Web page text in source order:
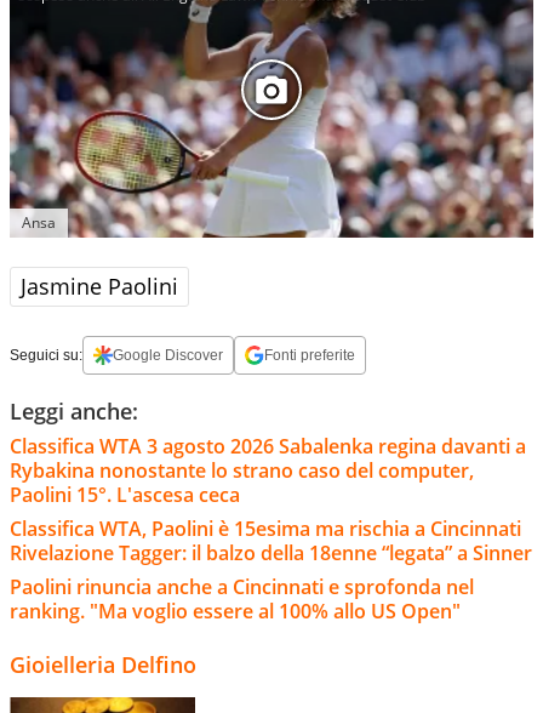
Ansa
Jasmine Paolini
Seguici su: Google Discover Fonti preferite
Leggi anche:
Classifica WTA 3 agosto 2026 Sabalenka regina davanti a
Rybakina nonostante lo strano caso del computer,
Paolini 15°. L'ascesa ceca
Classifica WTA, Paolini è 15esima ma rischia a Cincinnati
Rivelazione Tagger: il balzo della 18enne “legata” a Sinner
Paolini rinuncia anche a Cincinnati e sprofonda nel
ranking. "Ma voglio essere al 100% allo US Open"
Gioielleria Delfino